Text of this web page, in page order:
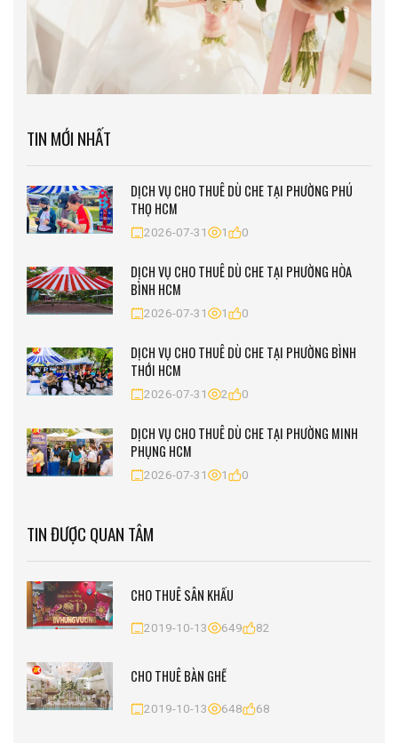
TIN MỚI NHẤT
DỊCH VỤ CHO THUÊ DÙ CHE TẠI PHƯỜNG PHÚ
THỌ HCM
2026-07-31 1 0
DỊCH VỤ CHO THUÊ DÙ CHE TẠI PHƯỜNG HÒA
BÌNH HCM
2026-07-31 1 0
DỊCH VỤ CHO THUÊ DÙ CHE TẠI PHƯỜNG BÌNH
THỚI HCM
2026-07-31 2 0
DỊCH VỤ CHO THUÊ DÙ CHE TẠI PHƯỜNG MINH
PHỤNG HCM
2026-07-31 1 0
TIN ĐƯỢC QUAN TÂM
CHO THUÊ SÂN KHẤU
2019-10-13 649 82
CHO THUÊ BÀN GHẾ
2019-10-13 648 68